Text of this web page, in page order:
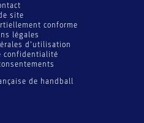
de handball
site
conforme
légales
d’utilisation
confidentialité